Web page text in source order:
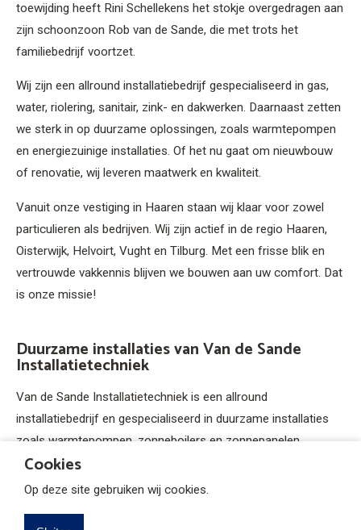
toewijding heeft Rini Schellekens het stokje overgedragen aan
zijn schoonzoon Rob van de Sande, die met trots het
familiebedrijf voortzet.
Wij zijn een allround installatiebedrijf gespecialiseerd in gas,
water, riolering, sanitair, zink- en dakwerken. Daarnaast zetten
we sterk in op duurzame oplossingen, zoals warmtepompen
en energiezuinige installaties. Of het nu gaat om nieuwbouw
of renovatie, wij leveren maatwerk en kwaliteit.
Vanuit onze vestiging in Haaren staan wij klaar voor zowel
particulieren als bedrijven. Wij zijn actief in de regio Haaren,
Oisterwijk, Helvoirt, Vught en Tilburg. Met een frisse blik en
vertrouwde vakkennis blijven we bouwen aan uw comfort. Dat
is onze missie!
Duurzame installaties van Van de Sande
Installatietechniek
Van de Sande Installatietechniek is een allround
installatiebedrijf en gespecialiseerd in duurzame installaties
zoals warmtepompen, zonneboilers en zonnepanelen.
Daarnaast verrichten wij het traditionele installatiewerk zoals:
cv-ketels, dak- en zinkwerk, en loodgieterswerk. Wij zijn
Cookies
Op deze site gebruiken wij cookies.